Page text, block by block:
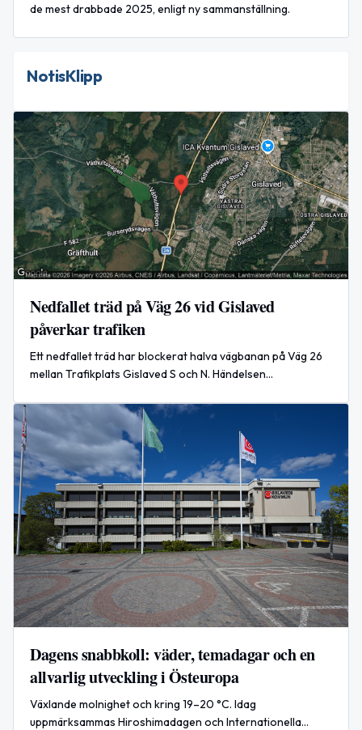
de mest drabbade 2025, enligt ny sammanställning.
NotisKlipp
Nedfallet träd på Väg 26 vid Gislaved
påverkar trafiken
Ett nedfallet träd har blockerat halva vägbanan på Väg 26
mellan Trafikplats Gislaved S och N. Händelsen
Dagens snabbkoll: väder, temadagar och en
allvarlig utveckling i Östeuropa
Växlande molnighet och kring 19–20 °C. Idag
uppmärksammas Hiroshimadagen och Internationella